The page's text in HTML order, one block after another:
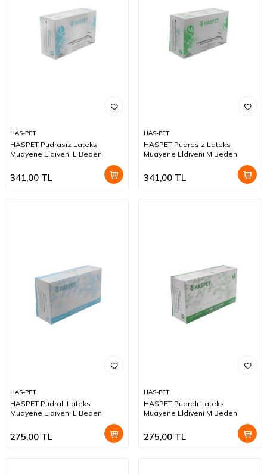
HAS-PET
HASPET Pudrasız Lateks
Muayene Eldiveni L Beden
341,00 TL
HAS-PET
HASPET Pudrasız Lateks
Muayene Eldiveni M Beden
341,00 TL
HAS-PET
HASPET Pudralı Lateks
Muayene Eldiveni L Beden
275,00 TL
HAS-PET
HASPET Pudralı Lateks
Muayene Eldiveni M Beden
275,00 TL